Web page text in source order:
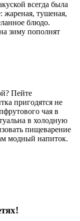
всегда была
жареная, тушеная,
блюдо.
зиму пополнят
Пейте
пригодятся не
чая в
в холодную
пищеварение
модный напиток.